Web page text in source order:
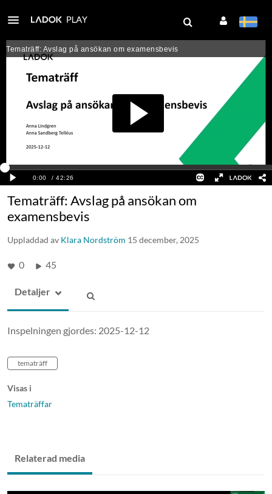
Tematräff: Avslag på ansökan om
examensbevis
Uppladdad av Klara Nordström 15 december, 2025
0 45
Detaljer
Inspelningen gjordes: 2025-12-12
tematräff
Visas i
Tematräffar
Relaterad media